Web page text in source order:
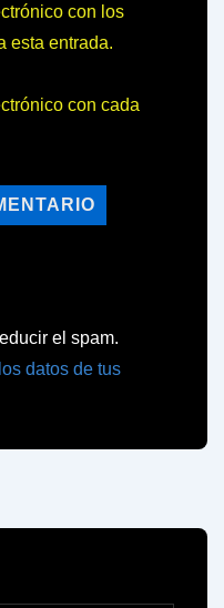
con los
esta entrada.
con cada
el spam.
datos de tus